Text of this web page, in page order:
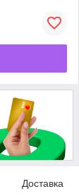
Доставка